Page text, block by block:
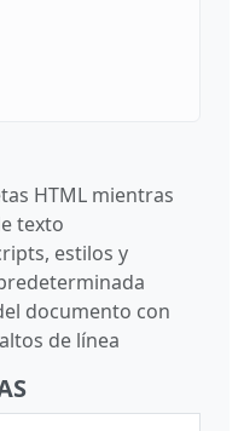
HTML mientras
texto
estilos y
documento con
de línea